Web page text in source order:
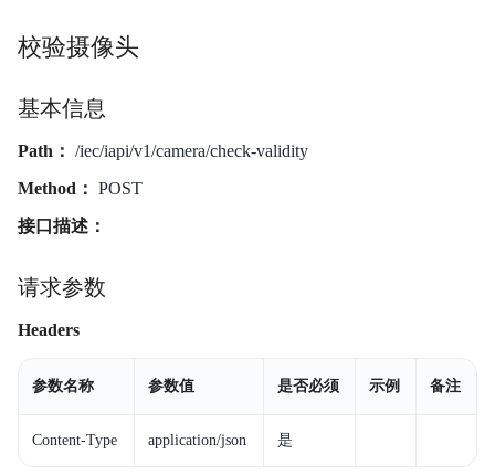
校验摄像头
基本信息
Path： /iec/iapi/v1/camera/check-validity
Method： POST
接口描述：
请求参数
Headers
参数名称 参数值 是否必须 示例 备注
Content-Type application/json 是